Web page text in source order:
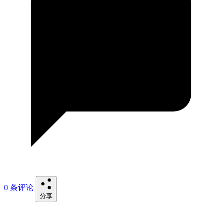
0 条评论
分享